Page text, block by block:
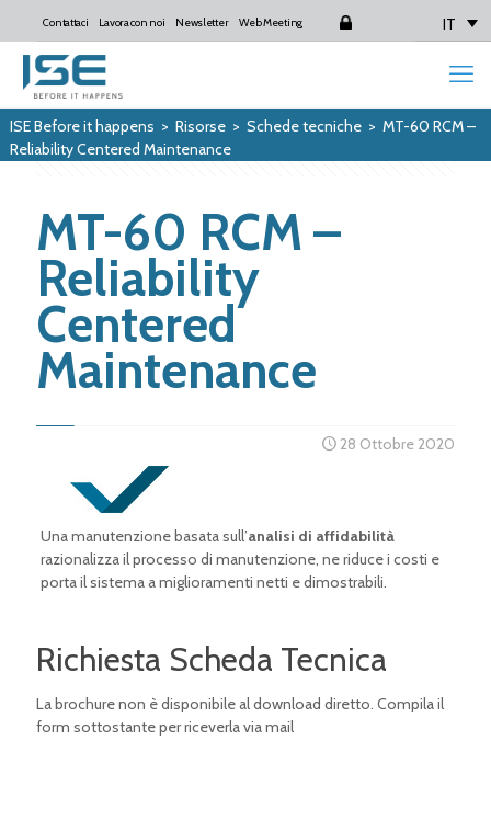
Contattaci Lavora con noi Newsletter Web Meeting IT
ISE Before it happens > Risorse> Schede tecniche> MT-60 RCM –
Reliability Centered Maintenance
MT-60 RCM –
Reliability
Centered
Maintenance
28 Ottobre 2020
Una manutenzione basata sull’analisi di affidabilità
razionalizza il processo di manutenzione, ne riduce i costi e
porta il sistema a miglioramenti netti e dimostrabili.
Richiesta Scheda Tecnica
La brochure non è disponibile al download diretto. Compila il
form sottostante per riceverla via mail